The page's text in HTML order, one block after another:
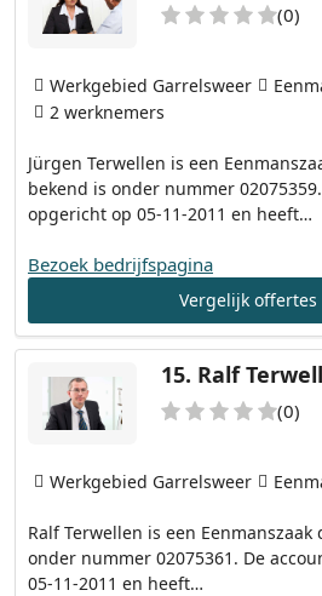
(0)
Jürgen Terwellen is een
bekend is onder nummer
opgericht op 05-11-2011 en heeft…
Werkgebied Garrelsweer
2 werknemers
Bezoek bedrijfspagina
Vergelijk offertes
15. Ralf
(0)
Ralf Terwellen is een
onder nummer 02075361. De
05-11-2011 en heeft…
Werkgebied Garrelsweer